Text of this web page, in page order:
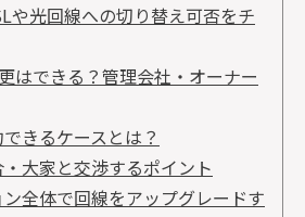
や光回線への切り替え可否をチ
はできる？管理会社・オーナー
きるケースとは？
大家と交渉するポイント
全体で回線をアップグレードす